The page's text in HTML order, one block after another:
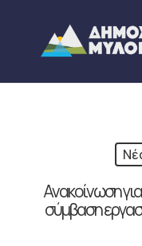
content
Ανακοίνωση
σύμβαση